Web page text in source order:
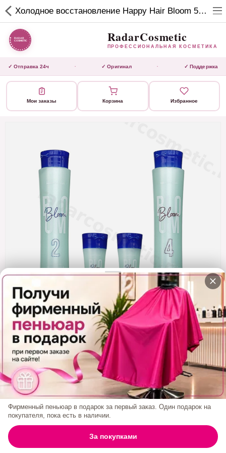
RadarCosmetic
КОСМЕТИКА
✕
Активаторы
Ботокс
Домашний уход
Завершающие маски
Инструмент
Нанопластика
Ещё категории
✓ Отправка 24ч · ✓ Оригинал ✓ Поддержка
ГЛАВНАЯ ПОИСК КОРЗИНА АККАУНТ
Холодное восстановление Happy Hair Bloom 500/300/460 мл
RadarCosmetic
ПРОФЕССИОНАЛЬНАЯ КОСМЕТИКА
✓ Отправка 24ч · ✓ Оригинал · ✓ Поддержка
Мои заказы Корзина Избранное
Холодное Восстановление Happy Hair Bloom
500/300/460 Мл
Код товара:
1 500₽
Фирменный пеньюар в подарок за первый заказ. Один подарок на
покупателя, пока есть в наличии.
За покупками